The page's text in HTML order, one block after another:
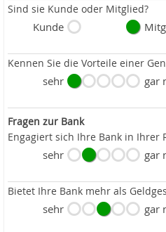
Sind sie Kunde oder Mitglied?
Kunde
Kennen Sie die Vorteile einer
sehr gar
Fragen zur Bank
Engagiert sich Ihre Bank in Ihrer
sehr gar
Bietet Ihre Bank mehr als
sehr gar